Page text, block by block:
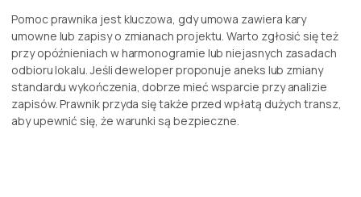
Pomoc prawnika jest kluczowa, gdy umowa zawiera kary
umowne lub zapisy o zmianach projektu. Warto zgłosić się też
przy opóźnieniach w harmonogramie lub niejasnych zasadach
odbioru lokalu. Jeśli deweloper proponuje aneks lub zmiany
standardu wykończenia, dobrze mieć wsparcie przy analizie
zapisów. Prawnik przyda się także przed wpłatą dużych transz,
aby upewnić się, że warunki są bezpieczne.